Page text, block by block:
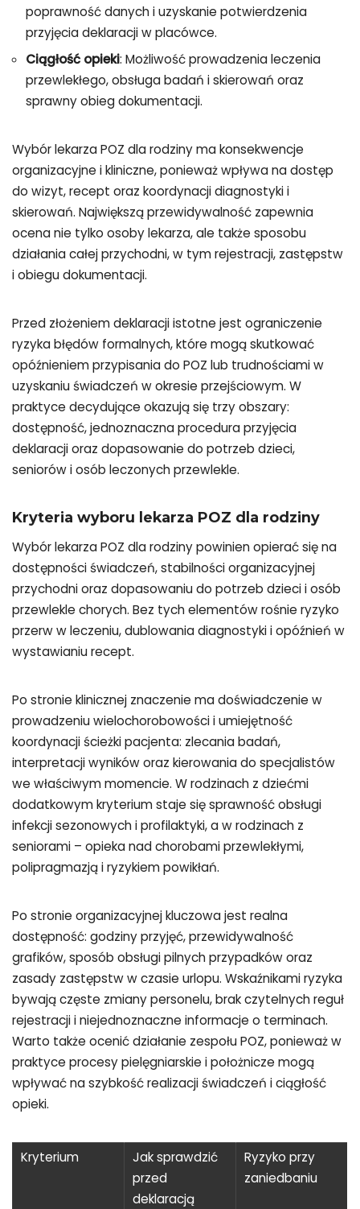
poprawność danych i uzyskanie potwierdzenia
przyjęcia deklaracji w placówce.
Ciągłość opieki: Możliwość prowadzenia leczenia
przewlekłego, obsługa badań i skierowań oraz
sprawny obieg dokumentacji.
Wybór lekarza POZ dla rodziny ma konsekwencje
organizacyjne i kliniczne, ponieważ wpływa na dostęp
do wizyt, recept oraz koordynacji diagnostyki i
skierowań. Największą przewidywalność zapewnia
ocena nie tylko osoby lekarza, ale także sposobu
działania całej przychodni, w tym rejestracji, zastępstw
i obiegu dokumentacji.
Przed złożeniem deklaracji istotne jest ograniczenie
ryzyka błędów formalnych, które mogą skutkować
opóźnieniem przypisania do POZ lub trudnościami w
uzyskaniu świadczeń w okresie przejściowym. W
praktyce decydujące okazują się trzy obszary:
dostępność, jednoznaczna procedura przyjęcia
deklaracji oraz dopasowanie do potrzeb dzieci,
seniorów i osób leczonych przewlekle.
Kryteria wyboru lekarza POZ dla rodziny
Wybór lekarza POZ dla rodziny powinien opierać się na
dostępności świadczeń, stabilności organizacyjnej
przychodni oraz dopasowaniu do potrzeb dzieci i osób
przewlekle chorych. Bez tych elementów rośnie ryzyko
przerw w leczeniu, dublowania diagnostyki i opóźnień w
wystawianiu recept.
Po stronie klinicznej znaczenie ma doświadczenie w
prowadzeniu wielochorobowości i umiejętność
koordynacji ścieżki pacjenta: zlecania badań,
interpretacji wyników oraz kierowania do specjalistów
we właściwym momencie. W rodzinach z dziećmi
dodatkowym kryterium staje się sprawność obsługi
infekcji sezonowych i profilaktyki, a w rodzinach z
seniorami – opieka nad chorobami przewlekłymi,
polipragmazją i ryzykiem powikłań.
Po stronie organizacyjnej kluczowa jest realna
dostępność: godziny przyjęć, przewidywalność
grafików, sposób obsługi pilnych przypadków oraz
zasady zastępstw w czasie urlopu. Wskaźnikami ryzyka
bywają częste zmiany personelu, brak czytelnych reguł
rejestracji i niejednoznaczne informacje o terminach.
Warto także ocenić działanie zespołu POZ, ponieważ w
praktyce procesy pielęgniarskie i położnicze mogą
wpływać na szybkość realizacji świadczeń i ciągłość
opieki.
Kryterium
Jak sprawdzić
przed
deklaracją
Ryzyko przy
zaniedbaniu